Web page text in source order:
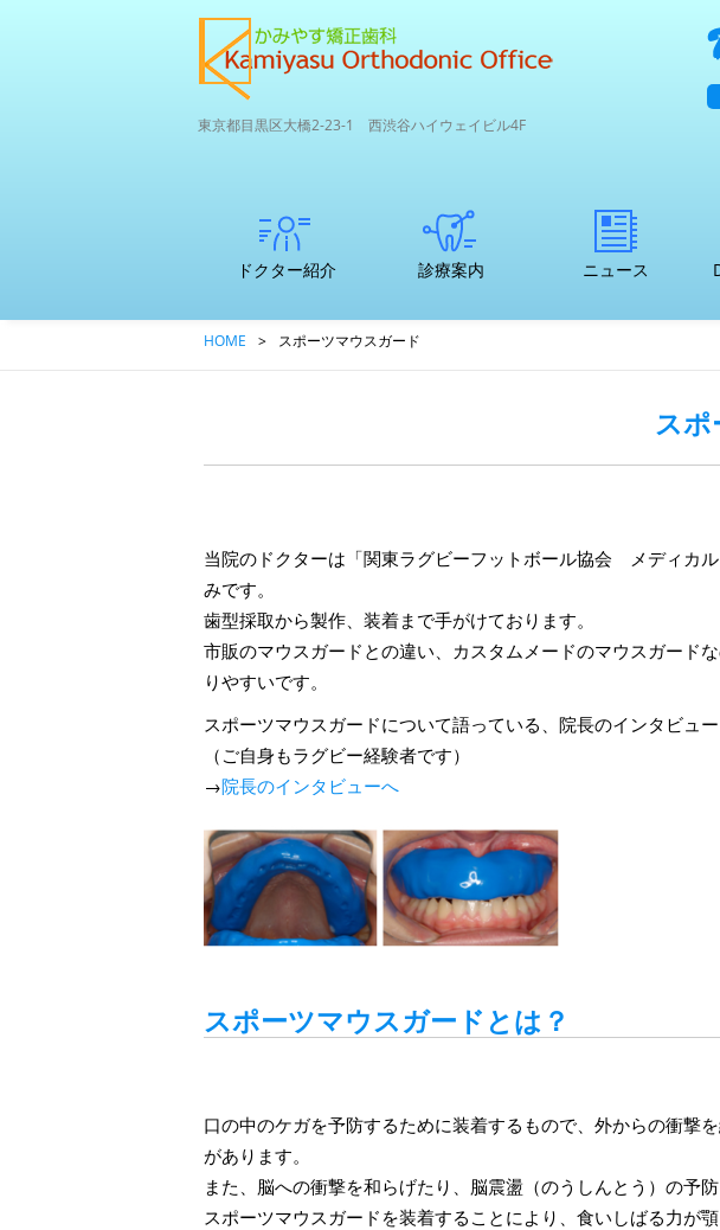
東京都目黒区大橋2-23-1 西渋谷ハイウェイビル4F
ドクター紹介 診療案内
子どもの歯並び
矯正専門医
初診カウンセリ
支払いについて
中高生～大人の
ここが違う矯正
口腔内3Dスキャ
かみやす矯正歯
ニュース
HOME > スポーツマウスガード
スポ
当院のドクターは「関東ラグビーフットボール協会 メディカ
みです。
歯型採取から製作、装着まで手がけております。
市販のマウスガードとの違い、カスタムメードのマウスガード
りやすいです。
スポーツマウスガードについて語っている、院長のインタビュー
（ご自身もラグビー経験者です）
→院長のインタビューへ
スポーツマウスガードとは？
口の中のケガを予防するために装着するもので、外からの衝撃
があります。
また、脳への衝撃を和らげたり、脳震盪（のうしんとう）の予防
スポーツマウスガードを装着することにより、食いしばる力が